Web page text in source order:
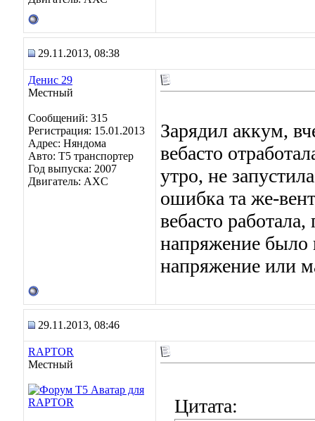
29.11.2013, 08:38
Денис 29
Местный
Сообщений: 315
Регистрация: 15.01.2013
Адрес: Няндома
Авто: T5 транспортер
Год выпуска: 2007
Двигатель: AXC
Зарядил аккум,
вебасто
утро, не
ошибка та же-
вебасто
напряжение было
напряжение или
29.11.2013, 08:46
RAPTOR
Местный
Цитата: